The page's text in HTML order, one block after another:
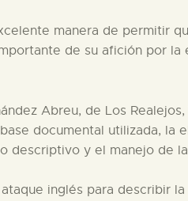
manera de permitir
de su afición por la
Abreu, de Los
documental utilizada, la
descriptivo y el manejo de
inglés para describir